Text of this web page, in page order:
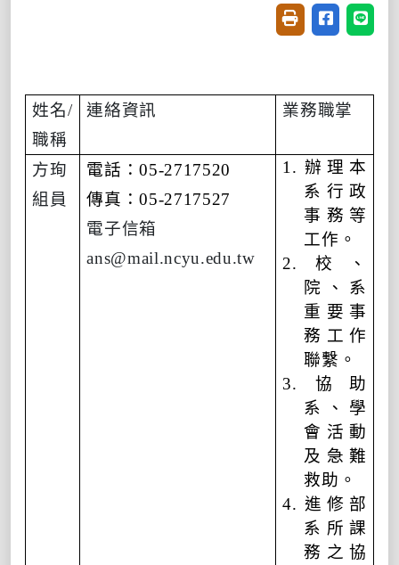
友善列印(開新視
分享至臉書
分享
姓名/
職稱
連絡資訊 業務職掌
方珣
組員
電話：05-2717520
傳真 ：05-2717527
電子信箱
ans@mail.ncyu.edu.tw
1. 辦理本
系行政
事務等
工作。
2.
校、
院、系
重要事
務工作
聯繫。
3.
協助
系、學
會活動
及急難
救助。
4. 進修部
系所課
務之協